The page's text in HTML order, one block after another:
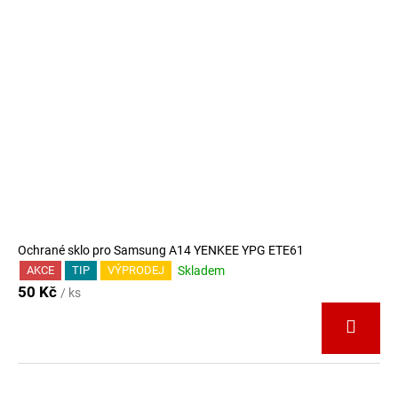
Ochrané sklo pro Samsung A14 YENKEE YPG ETE61
AKCE TIP VÝPRODEJ Skladem
50 Kč / ks